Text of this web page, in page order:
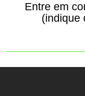
Entre em
(indique